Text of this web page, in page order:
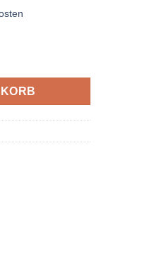
BLACK/BLACK/WHITE Menge